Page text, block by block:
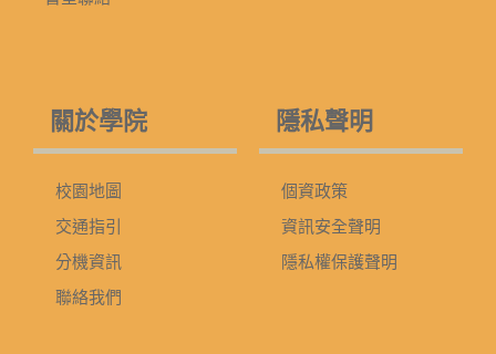
關於學院
校園地圖
交通指引
分機資訊
聯絡我們
隱私聲明
個資政策
資訊安全聲明
隱私權保護聲明